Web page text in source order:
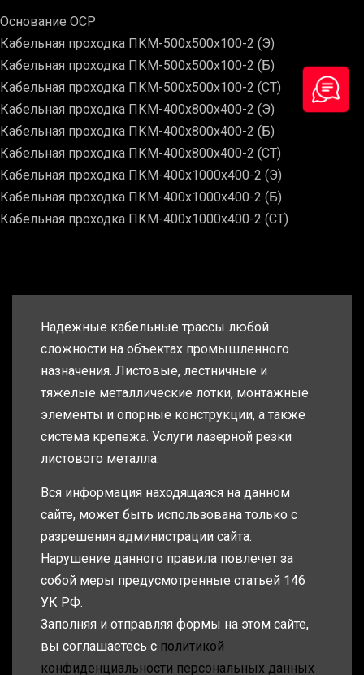
Основание ОСР
Кабельная проходка ПКМ-500х500х100-2 (Э)
Кабельная проходка ПКМ-500х500х100-2 (Б)
Кабельная проходка ПКМ-500х500х100-2 (СТ)
Кабельная проходка ПКМ-400х800х400-2 (Э)
Кабельная проходка ПКМ-400х800х400-2 (Б)
Кабельная проходка ПКМ-400х800х400-2 (СТ)
Кабельная проходка ПКМ-400х1000х400-2 (Э)
Кабельная проходка ПКМ-400х1000х400-2 (Б)
Кабельная проходка ПКМ-400х1000х400-2 (СТ)
Надежные кабельные трассы любой
сложности на объектах промышленного
назначения. Листовые, лестничные и
тяжелые металлические лотки, монтажные
элементы и опорные конструкции, а также
система крепежа. Услуги лазерной резки
листового металла.
Вся информация находящаяся на данном
сайте, может быть использована только с
разрешения администрации сайта.
Нарушение данного правила повлечет за
собой меры предусмотренные статьей 146
УК РФ.
Заполняя и отправляя формы на этом сайте,
вы соглашаетесь с политикой
конфиденциальности персональных данных